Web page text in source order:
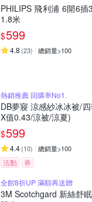
PHILIPS 飛利浦 6開6
1.8米
$599
4.8 (23) 總銷量>100
熱銷推薦 回購率No1.
DB夢寢 涼感紗冰冰被/
X值0.43/涼被/涼夏)
$599
4.4(10) 總銷量>100
活動
券
全館8折UP 滿額再送贈
3M Scotchgard 新絲舒